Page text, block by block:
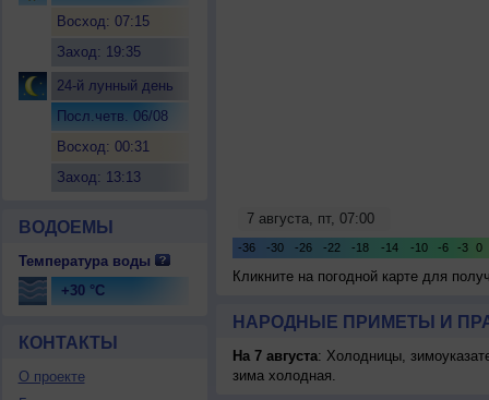
Восход: 07:15
Заход: 19:35
24-й лунный день
Посл.четв. 06/08
Восход: 00:31
Заход: 13:13
ВОДОЕМЫ
Температура воды
+30 °C
КОНТАКТЫ
О проекте
Кликните на погодной карте для
НАРОДНЫЕ ПРИМЕТЫ И
На 7 августа: Холодницы,
зима холодная.